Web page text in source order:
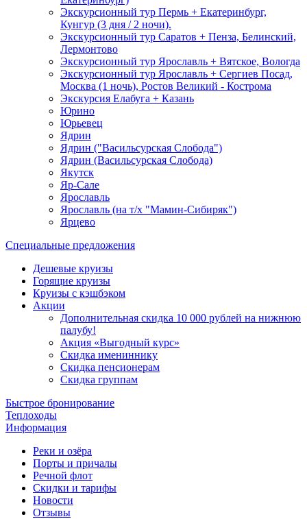
Экскурсионный тур Пермь + Екатеринбург,
Кунгур (3 дня / 2 ночи).
Экскурсионный тур Саратов + Пенза, Белинский,
Лермонтово
Экскурсионный тур Ярославль + Вятское, Вологда
Экскурсионный тур Ярославль + Сергиев Посад,
Москва (1 ночь), Ростов Великий - Кострома
Экскурсия Елабуга + Казань
Юрино
Юрьевец
Ядрин
Ядрин ("Васильсурская Слобода")
Ядрин (Васильсурская Слобода)
Якутск
Яр-Сале
Ярославль
Ярославль (на т/х "Мамин-Сибиряк")
Ярцево
Специальные предложения
Дешевые круизы
Горящие круизы
Круизы с кэшбэком
Акции
Дополнительная скидка 10 000 рублей на нижнюю
палубу!
Акция «Выгодный курс»
Скидка имениннику
Скидка пенсионерам
Скидка группам
Быстрое бронирование
Теплоходы
Информация
Реки и озёра
Порты и причалы
Речной флот
Скидки и тарифы
Новости
Отзывы